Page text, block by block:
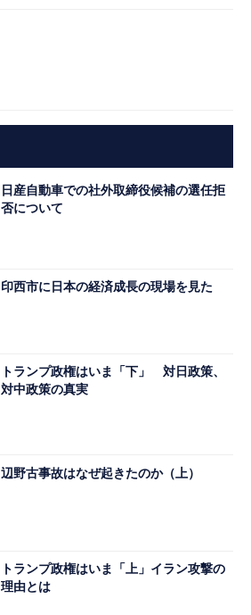
日産自動車での社外取締役候補の選任拒
否について
印西市に日本の経済成長の現場を見た
トランプ政権はいま「下」 対日政策、
対中政策の真実
辺野古事故はなぜ起きたのか（上）
トランプ政権はいま「上」イラン攻撃の
理由とは